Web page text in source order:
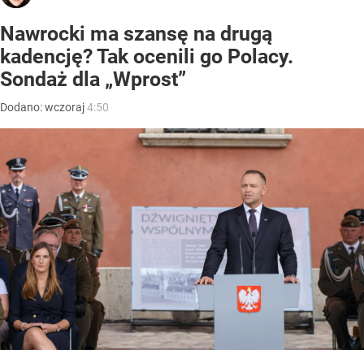
Nawrocki ma szansę na drugą
kadencję? Tak ocenili go Polacy.
Sondaż dla „Wprost”
Dodano:wczoraj4:50